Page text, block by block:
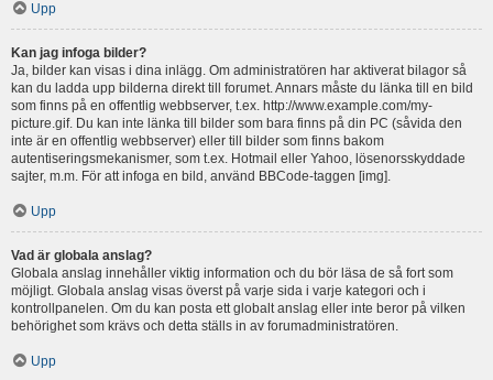
Upp
Kan jag infoga bilder?
Ja, bilder kan visas i dina inlägg. Om administratören har aktiverat bilagor så
kan du ladda upp bilderna direkt till forumet. Annars måste du länka till en bild
som finns på en offentlig webbserver, t.ex. http://www.example.com/my-
picture.gif. Du kan inte länka till bilder som bara finns på din PC (såvida den
inte är en offentlig webbserver) eller till bilder som finns bakom
autentiseringsmekanismer, som t.ex. Hotmail eller Yahoo, lösenorsskyddade
sajter, m.m. För att infoga en bild, använd BBCode-taggen [img].
Upp
Vad är globala anslag?
Globala anslag innehåller viktig information och du bör läsa de så fort som
möjligt. Globala anslag visas överst på varje sida i varje kategori och i
kontrollpanelen. Om du kan posta ett globalt anslag eller inte beror på vilken
behörighet som krävs och detta ställs in av forumadministratören.
Upp